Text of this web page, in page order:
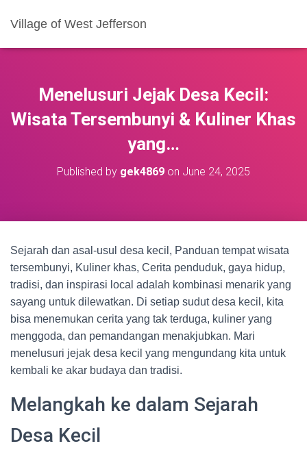
Village of West Jefferson
Menelusuri Jejak Desa Kecil:
Wisata Tersembunyi & Kuliner Khas
yang…
Published by gek4869 on June 24, 2025
Sejarah dan asal-usul desa kecil, Panduan tempat wisata
tersembunyi, Kuliner khas, Cerita penduduk, gaya hidup,
tradisi, dan inspirasi local adalah kombinasi menarik yang
sayang untuk dilewatkan. Di setiap sudut desa kecil, kita
bisa menemukan cerita yang tak terduga, kuliner yang
menggoda, dan pemandangan menakjubkan. Mari
menelusuri jejak desa kecil yang mengundang kita untuk
kembali ke akar budaya dan tradisi.
Melangkah ke dalam Sejarah
Desa Kecil